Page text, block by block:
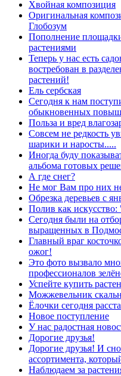
Хвойная композиция
Оригинальная
Глобозум
Пополнение
растениями
Теперь у нас есть
востребован в
растений!
Ель сербская
Сегодня к нам
обыкновенных
Польза и вред
Совсем не редкость
шарики и наросты.....
Иногда буду
альбома готовых
А где снег?
Не мог Вам про них не
Обрезка деревьев с
Полив как
Сегодня были на
выращенных в
Главный враг
ожог!
Это фото вызвало
профессионалов
Успейте купить
Можжевельник
Ёлочки сегодня
Новое поступление
У нас радостная
Дорогие друзья!
Дорогие друзья! И
ассортимента,
Наблюдаем за